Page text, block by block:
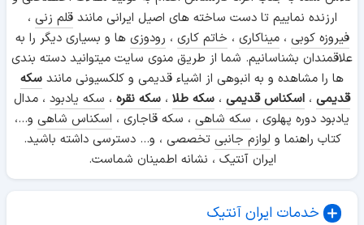
ارزنده نماییم تا دست ساخته های اصیل ایرانی مانندقلم زنی ،
فیروزه کوبی ،میناکاری ، خاتم کاری ، رودوزی ها و بسیاری دیگر را به
علاقمندان بشناسانیم. شما از طریق منوی سایت میتوانید دسته بندی
ها را مشاهده و به انبوهی از اشیاء قدیمی و کلکسیونی مانند سکه
قدیمی ، اسکناس قدیمی ، سکه طلا ، سکه نقره ، سکه یادبود ، مدال
یادبود دوره پهلوی ، سکه شاهی ، سکه قاجاری ، اسکناس شاهی و...،
کتاب راهنما و لوازم جانبی تخصصی ، و... دسترسی داشته باشید.
ایران آنتیک ، نشانه اطمینان شماست.
خدمات ایران آنتیک